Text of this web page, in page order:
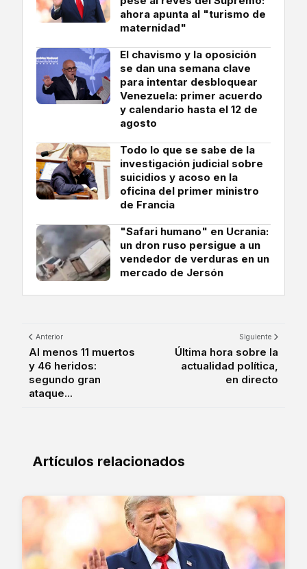
ahora apunta al "turismo de
maternidad"
El chavismo y la oposición
se dan una semana clave
para intentar desbloquear
Venezuela: primer acuerdo
y calendario hasta el 12 de
agosto
Todo lo que se sabe de la
investigación judicial sobre
suicidios y acoso en la
oficina del primer ministro
de Francia
"Safari humano" en Ucrania:
un dron ruso persigue a un
vendedor de verduras en un
mercado de Jersón
Anterior
Al menos 11 muertos
y 46 heridos:
segundo gran
ataque...
Siguiente
Última hora sobre la
actualidad política,
en directo
Artículos relacionados